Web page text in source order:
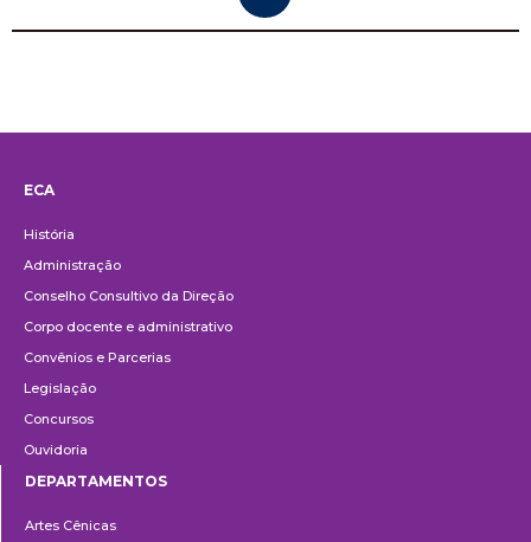
ECA
História
Administração
Conselho Consultivo da Direção
Corpo docente e administrativo
Convênios e Parcerias
Legislação
Concursos
Ouvidoria
DEPARTAMENTOS
Artes Cênicas